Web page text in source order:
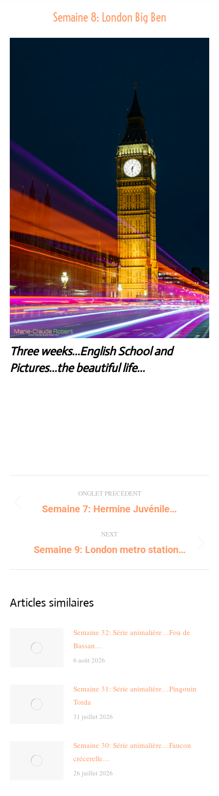
Semaine 8: London Big Ben
Three weeks…English School and
Pictures…the beautiful life…
navigation
ONGLET PRÉCÉDENT
Previous
Semaine 7: Hermine Juvénile…
NEXT
Next
Semaine 9: London metro station…
Articles similaires
Semaine 32: Série animalière…Fou de
Bassan…
6 août 2026
Semaine 31: Série animalière…Pingouin
Torda
31 juillet 2026
Semaine 30: Série animalière…Faucon
crécerelle…
26 juillet 2026